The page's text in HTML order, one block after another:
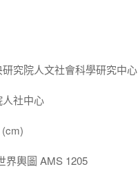
究院人文社會科學研究中心
社中心
界輿圖 AMS 1205